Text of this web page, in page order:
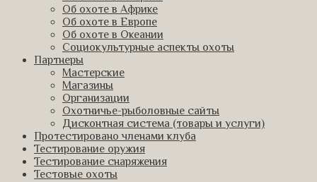
Об охоте в Африке
Об охоте в Европе
Об охоте в Океании
Социокультурные аспекты охоты
Партнеры
Мастерские
Магазины
Организации
Охотничье-рыболовные сайты
Дисконтная система (товары и услуги)
Протестировано членами клуба
Тестирование оружия
Тестирование снаряжения
Тестовые охоты